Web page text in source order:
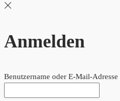
Anmelden
Benutzername oder E-Mail-Adresse